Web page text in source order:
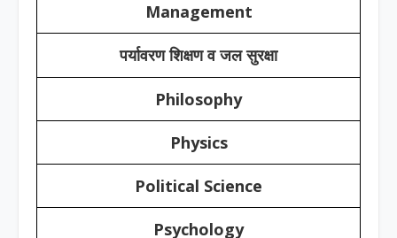
Management
पर्यावरण शिक्षण व जल सुरक्षा
Philosophy
Physics
Political Science
Psychology